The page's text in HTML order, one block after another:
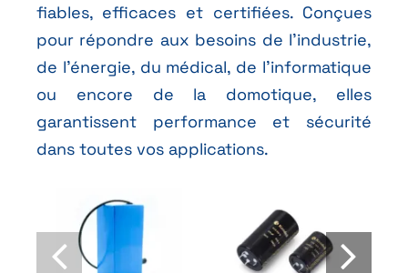
fiables, efficaces et certifiées. Conçues
pour répondre aux besoins de l’industrie,
de l’énergie, du médical, de l’informatique
ou encore de la domotique, elles
garantissent performance et sécurité
dans toutes vos applications.